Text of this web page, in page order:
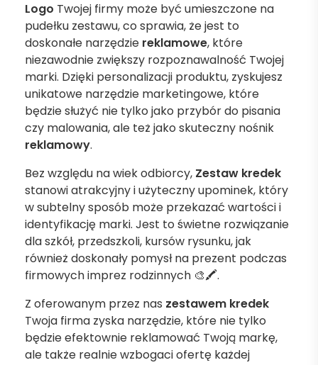
Logo Twojej firmy może być umieszczone na
pudełku zestawu, co sprawia, że jest to
doskonałe narzędzie reklamowe, które
niezawodnie zwiększy rozpoznawalność Twojej
marki. Dzięki personalizacji produktu, zyskujesz
unikatowe narzędzie marketingowe, które
będzie służyć nie tylko jako przybór do pisania
czy malowania, ale też jako skuteczny nośnik
reklamowy.
Bez względu na wiek odbiorcy, Zestaw kredek
stanowi atrakcyjny i użyteczny upominek, który
w subtelny sposób może przekazać wartości i
identyfikację marki. Jest to świetne rozwiązanie
dla szkół, przedszkoli, kursów rysunku, jak
również doskonały pomysł na prezent podczas
firmowych imprez rodzinnych 🎨🖍.
Z oferowanym przez nas zestawem kredek
Twoja firma zyska narzędzie, które nie tylko
będzie efektownie reklamować Twoją markę,
ale także realnie wzbogaci ofertę każdej